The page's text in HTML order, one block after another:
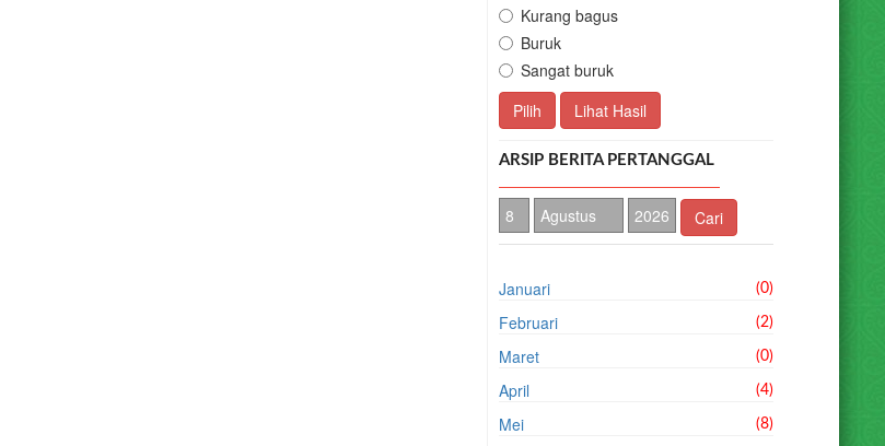
Kurang bagus
Buruk
Sangat buruk
Pilih
Lihat Hasil
ARSIP BERITA PERTANGGAL
Cari
Januari (0)
Februari (2)
Maret (0)
April (4)
Mei (8)